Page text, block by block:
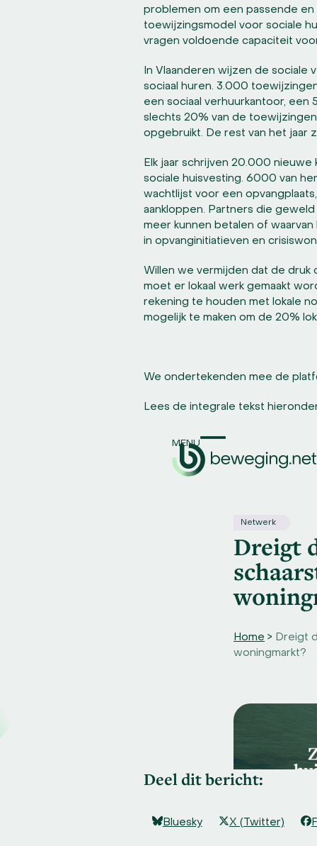
problemen om een passende
toewijzingsmodel voor sociale
vragen voldoende capaciteit
In Vlaanderen wijzen de
sociaal huren. 3.000
een sociaal verhuurkantoor,
slechts 20% van de toewijzingen
opgebruikt. De rest van het jaar
Elk jaar schrijven 20.000
sociale huisvesting. 6000 van
wachtlijst voor een
aankloppen. Partners die
meer kunnen betalen of
in opvanginitiatieven en
Willen we vermijden dat de
moet er lokaal werk gemaakt
rekening te houden met lokale
mogelijk te maken om de 20%
We ondertekenden mee de
Lees de integrale tekst
Deel dit bericht:
Bluesky X (Twitter)